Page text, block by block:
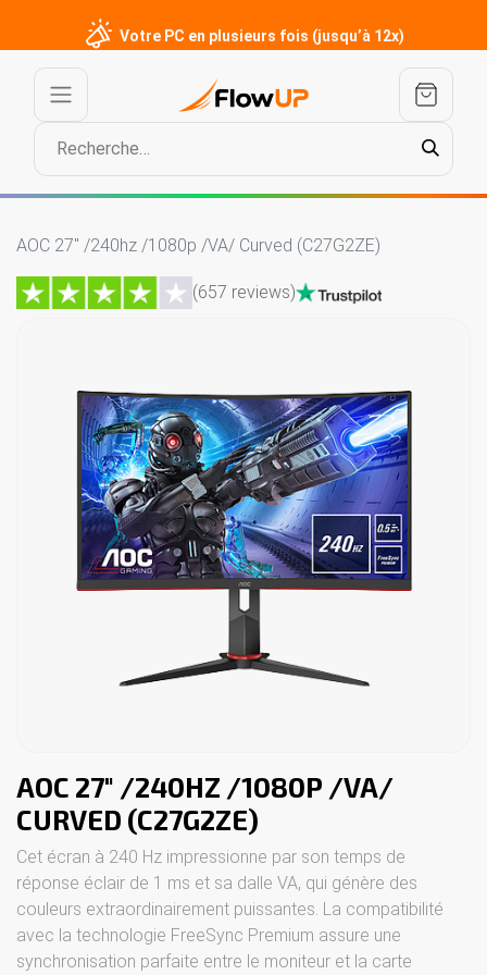
Votre PC en plusieurs fois (jusqu’à 12x)
AOC 27" /240hz /1080p /VA/ Curved (C27G2ZE)
(657 reviews)
AOC 27" /240HZ /1080P /VA/
CURVED (C27G2ZE)
Cet écran à 240 Hz impressionne par son temps de
réponse éclair de 1 ms et sa dalle VA, qui génère des
couleurs extraordinairement puissantes. La compatibilité
avec la technologie FreeSync Premium assure une
synchronisation parfaite entre le moniteur et la carte